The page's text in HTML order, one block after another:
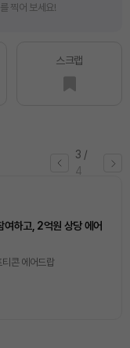
찍어 보세요!
스크랩
3 /
4
하고, 2억원 상당 에어
콘 에어드랍